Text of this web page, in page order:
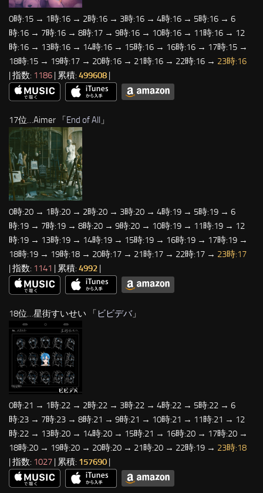
0時:15 → 1時:16 → 2時:16 → 3時:16 → 4時:16 → 5時:16 → 6
時:16 → 7時:16 → 8時:17 → 9時:16 → 10時:16 → 11時:16 → 12
時:16 → 13時:16 → 14時:16 → 15時:16 → 16時:16 → 17時:15 →
18時:15 → 19時:17 → 20時:16 → 21時:16 → 22時:16 → 23時:16
| 指数: 1186 | 累積: 499608 |
17位…Aimer 「 End of All 」
0時:20 → 1時:20 → 2時:20 → 3時:20 → 4時:19 → 5時:19 → 6
時:19 → 7時:19 → 8時:20 → 9時:20 → 10時:19 → 11時:19 → 12
時:19 → 13時:19 → 14時:19 → 15時:19 → 16時:19 → 17時:19 →
18時:19 → 19時:18 → 20時:17 → 21時:17 → 22時:17 → 23時:17
| 指数: 1141 | 累積: 4992
18位…星街すいせい 「ビビデバ」
0時:21 → 1時:22 → 2時:22 → 3時:22 → 4時:22 → 5時:22 → 6
時:23 → 7時:23 → 8時:21 → 9時:21 → 10時:21 → 11時:21 → 12
時:22 → 13時:20 → 14時:20 → 15時:21 → 16時:20 → 17時:20 →
18時:20 → 19時:20 → 20時:20 → 21時:20 → 22時:19 → 23時:18
| 指数: 1027 | 累積: 157690 |